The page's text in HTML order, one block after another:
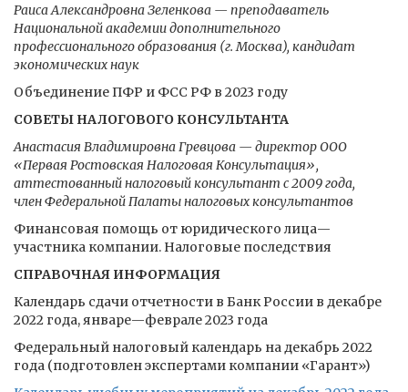
Раиса Александровна Зеленкова — преподаватель
Национальной академии дополнительного
профессионального образования (г. Москва), кандидат
экономических наук
Объединение ПФР и ФСС РФ в 2023 году
СОВЕТЫ НАЛОГОВОГО КОНСУЛЬТАНТА
Анастасия Владимировна Гревцова — директор ООО
«Первая Ростовская Налоговая Консультация»,
аттестованный налоговый консультант с 2009 года,
член Федеральной Палаты налоговых консультантов
Финансовая помощь от юридического лица—
участника компании. Налоговые последствия
СПРАВОЧНАЯ ИНФОРМАЦИЯ
Календарь сдачи отчетности в Банк России в декабре
2022 года, январе—феврале 2023 года
Федеральный налоговый календарь на декабрь 2022
года (подготовлен экспертами компании «Гарант»)